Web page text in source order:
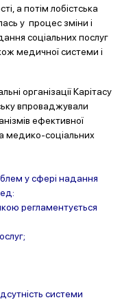
а потім лобістська
у процес зміни і
соціальних послуг
медичної системи і
організації Карітасу
впроваджували
ефективної
медико-соціальних
у сфері надання
регламентується
системи